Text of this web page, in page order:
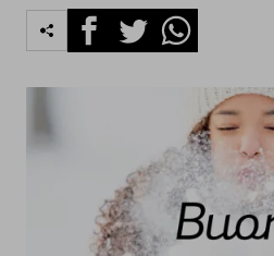
FacebookTwitterWhatsapp